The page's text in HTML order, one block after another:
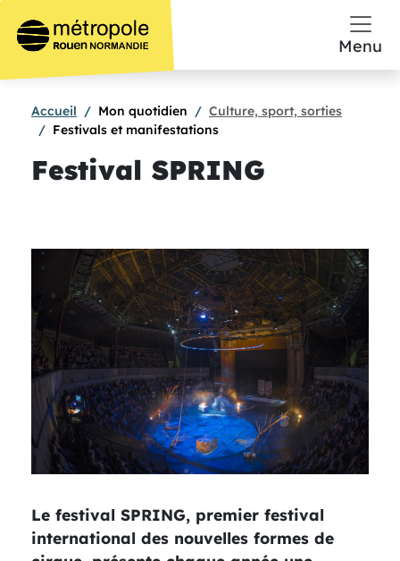
Menu
Accueil Mon quotidien
Culture, sport, sorties
Festivals et manifestations
Festival SPRING
Le festival SPRING, premier festival
international des nouvelles formes de